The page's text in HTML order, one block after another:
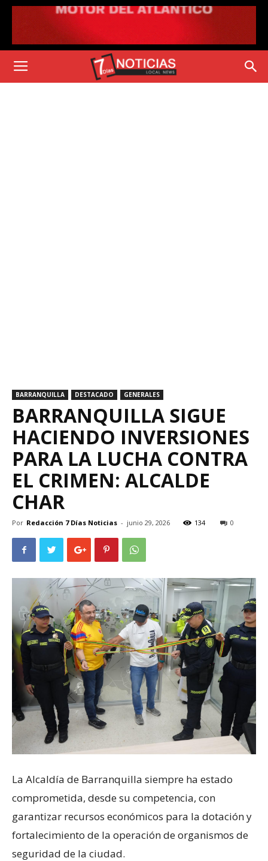
BARRANQUILLA DESTACADO GENERALES
BARRANQUILLA SIGUE
HACIENDO INVERSIONES
PARA LA LUCHA CONTRA
EL CRIMEN: ALCALDE
CHAR
Por Redacción 7 Días Noticias - junio 29, 2026 134 0
La Alcaldía de Barranquilla siempre ha estado
comprometida, desde su competencia, con
garantizar recursos económicos para la dotación y
fortalecimiento de la operación de organismos de
seguridad de la ciudad.